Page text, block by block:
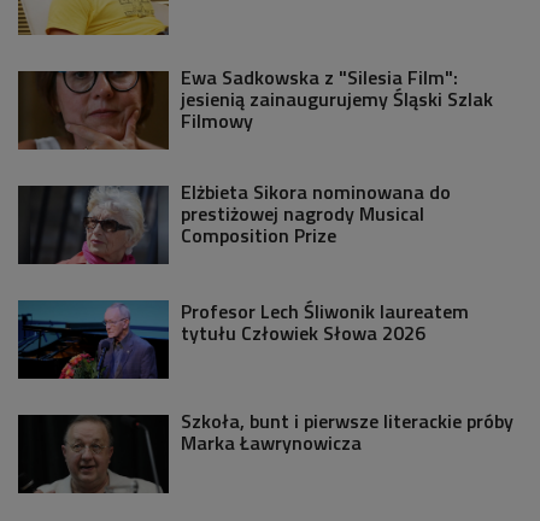
Ewa Sadkowska z "Silesia Film":
jesienią zainaugurujemy Śląski Szlak
Filmowy
Elżbieta Sikora nominowana do
prestiżowej nagrody Musical
Composition Prize
Profesor Lech Śliwonik laureatem
tytułu Człowiek Słowa 2026
Szkoła, bunt i pierwsze literackie próby
Marka Ławrynowicza